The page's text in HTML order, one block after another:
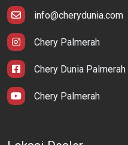
info@cherydunia.com
Chery Palmerah
Chery Dunia Palmerah
Chery Palmerah